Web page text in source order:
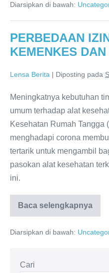
RENOVASI
RENANG?
Diarsipkan di bawah:
PERBEDAAN
KEMENKES
Lensa Berita | Diposting pada
Meningkatnya kebutuhan
umum terhadap alat
Kesehatan Rumah Tangga
menghadapi corona
tertarik untuk mengambil
pasokan alat kesehatan
ini.
Baca selengkapnya
PERBEDAAN
IZIN
KEMENKES
Diarsipkan di bawah:
Cari